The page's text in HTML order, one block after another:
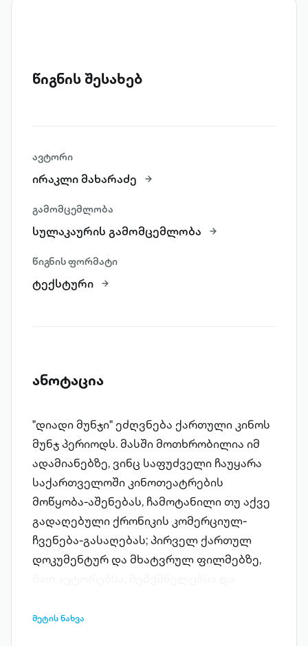
წიგნის შესახებ
ავტორი
ირაკლი მახარაძე
გამომცემლობა
სულაკაურის გამომცემლობა
წიგნის ფორმატი
ტექსტური
ანოტაცია
"დიადი მუნჯი" ეძღვნება ქართული კინოს
მუნჯ პერიოდს. მასში მოთხრობილია იმ
ადამიანებზე, ვინც საფუძველი ჩაუყარა
საქართველოში კინოთეატრების
მოწყობა-აშენებას, ჩამოტანილი თუ აქვე
გადაღებული ქრონიკის კომერციულ-
ჩვენება-გასაღებას; პირველ ქართულ
დოკუმენტურ და მხატვ­რულ ფილმებზე,
კინომოღვაწეებთან დაკავშირებული
მეტის ნახვა